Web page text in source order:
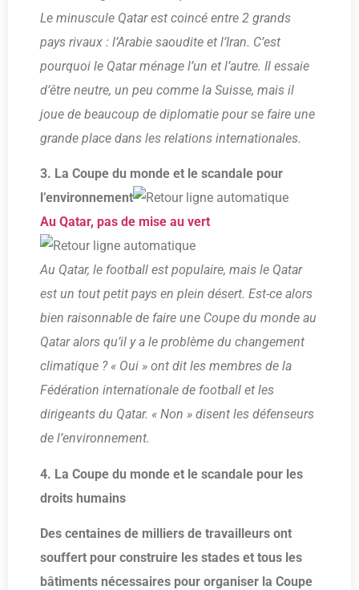
Le minuscule Qatar est coincé entre 2 grands
pays rivaux : l’Arabie saoudite et l’Iran. C’est
pourquoi le Qatar ménage l’un et l’autre. Il essaie
d’être neutre, un peu comme la Suisse, mais il
joue de beaucoup de diplomatie pour se faire une
grande place dans les relations internationales.
3. La Coupe du monde et le scandale pour
l’environnement
Au Qatar, pas de mise au vert
Au Qatar, le football est populaire, mais le Qatar
est un tout petit pays en plein désert. Est-ce alors
bien raisonnable de faire une Coupe du monde au
Qatar alors qu’il y a le problème du changement
climatique ? « Oui » ont dit les membres de la
Fédération internationale de football et les
dirigeants du Qatar. « Non » disent les défenseurs
de l’environnement.
4. La Coupe du monde et le scandale pour les
droits humains
Des centaines de milliers de travailleurs ont
souffert pour construire les stades et tous les
bâtiments nécessaires pour organiser la Coupe